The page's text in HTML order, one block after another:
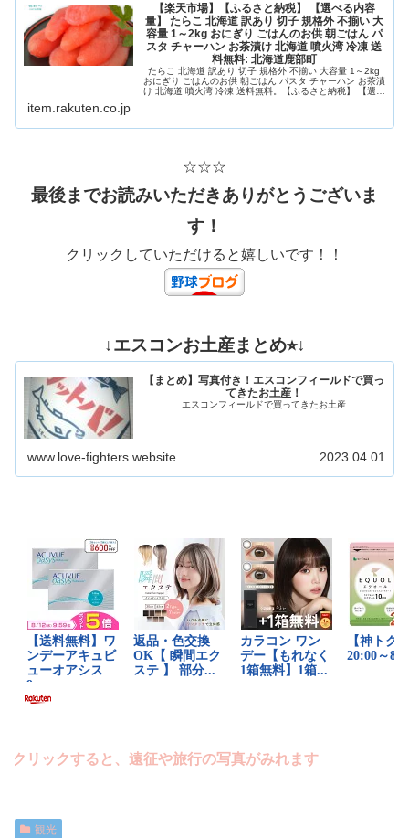
【楽天市場】【ふるさと納税】 【選べる内容
量】 たらこ 北海道 訳あり 切子 規格外 不揃い 大
容量 1～2kg おにぎり ごはんのお供 朝ごはん パ
スタ チャーハン お茶漬け 北海道 噴火湾 冷凍 送
料無料: 北海道鹿部町
たらこ 北海道 訳あり 切子 規格外 不揃い 大容量 1～2kg
おにぎり ごはんのお供 朝ごはん パスタ チャーハン お茶漬
け 北海道 噴火湾 冷凍 送料無料。【ふるさと納税】 【選べ
item.rakuten.co.jp
☆☆☆
最後までお読みいただきありがとうございま
す！
クリックしていただけると嬉しいです！！
↓エスコンお土産まとめ⭐︎↓
【まとめ】写真付き！エスコンフィールドで買っ
てきたお土産！
エスコンフィールドで買ってきたお土産
www.love-fighters.website 2023.04.01
クすると、遠征や旅行の写真がみれます
観光